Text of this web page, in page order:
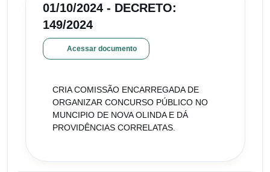
01/10/2024 - DECRETO:
149/2024
Acessar documento
CRIA COMISSÃO ENCARREGADA DE
ORGANIZAR CONCURSO PÚBLICO NO
MUNCIPIO DE NOVA OLINDA E DÁ
PROVIDÊNCIAS CORRELATAS.